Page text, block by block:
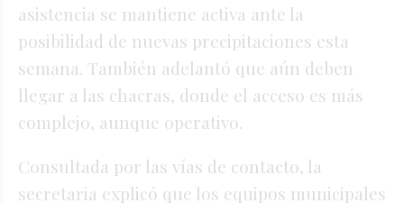
asistencia se mantiene activa ante la
posibilidad de nuevas precipitaciones esta
semana. También adelantó que aún deben
llegar a las chacras, donde el acceso es más
complejo, aunque operativo.
Consultada por las vías de contacto, la
secretaria explicó que los equipos municipales